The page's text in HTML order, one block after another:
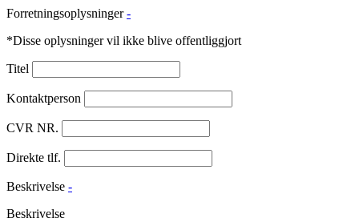
Forretningsoplysninger -
*Disse oplysninger vil ikke blive offentliggjort
Titel
Kontaktperson
CVR NR.
Direkte tlf.
Beskrivelse -
Beskrivelse